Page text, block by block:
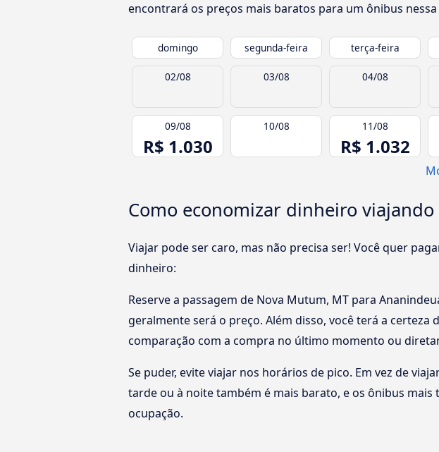
encontrará os preços mais baratos para um ônibus
domingo segunda-feira terça-feira
02/08 03/08 04/08
09/08
R$ 1.030
10/08 11/08
R$ 1.032
Como economizar dinheiro
Viajar pode ser caro, mas não precisa ser! Você quer
dinheiro:
Reserve a passagem de Nova Mutum, MT para
geralmente será o preço. Além disso, você terá a
comparação com a compra no último momento ou
Se puder, evite viajar nos horários de pico. Em vez de
tarde ou à noite também é mais barato, e os ônibus
ocupação.